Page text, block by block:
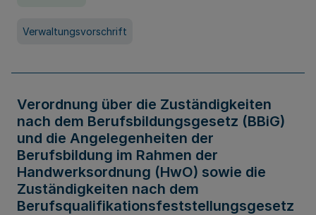
Verwaltungsvorschrift
Verordnung über die Zuständigkeiten
nach dem Berufsbildungsgesetz (BBiG)
und die Angelegenheiten der
Berufsbildung im Rahmen der
Handwerksordnung (HwO) sowie die
Zuständigkeiten nach dem
Berufsqualifikationsfeststellungsgesetz